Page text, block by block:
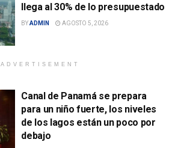
llega al 30% de lo presupuestado
BYADMIN AGOSTO 5, 2026
ADVERTISEMENT
Canal de Panamá se prepara
para un niño fuerte, los niveles
de los lagos están un poco por
debajo